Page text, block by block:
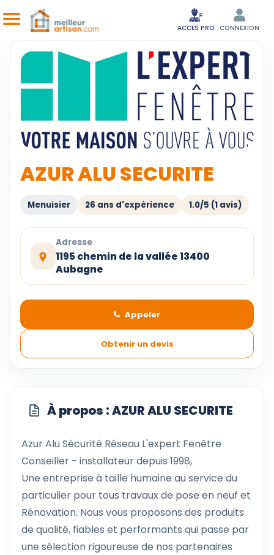
ACCES PRO CONNEXION
AZUR ALU SECURITE
Menuisier 26 ans d'expérience 1.0/5 (1 avis)
Adresse
1195 chemin de la vallée 13400
Aubagne
Appeler
Obtenir un devis
À propos : AZUR ALU SECURITE
Azur Alu Sécurité Réseau L'expert Fenêtre
Conseiller - installateur depuis 1998,
Une entreprise à taille humaine au service du
particulier pour tous travaux de pose en neuf et
Rénovation. Nous vous proposons des produits
de qualité, fiables et performants qui passe par
une sélection rigoureuse de nos partenaires